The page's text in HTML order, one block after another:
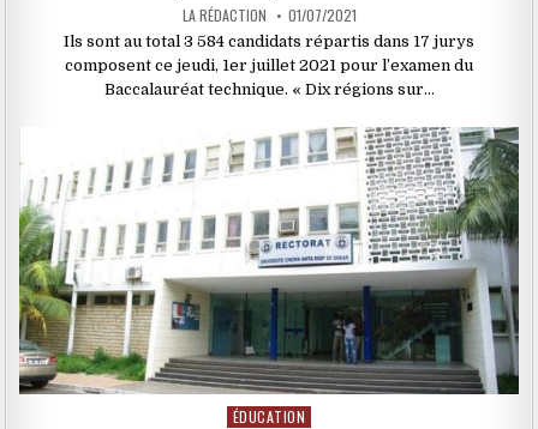
LA RÉDACTION 01/07/2021
Ils sont au total 3 584 candidats répartis dans 17 jurys
composent ce jeudi, 1er juillet 2021 pour l’examen du
Baccalauréat technique. « Dix régions sur…
Posted
ÉDUCATION